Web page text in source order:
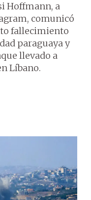
Hoffmann, a
comunicó
fallecimiento
paraguaya y
llevado a
Líbano.